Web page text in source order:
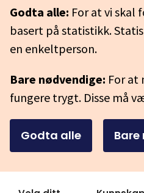
Godta alle: For at vi skal
basert på statistikk.
en enkeltperson.
Bare nødvendige: For at
fungere trygt. Disse må
Godta alle